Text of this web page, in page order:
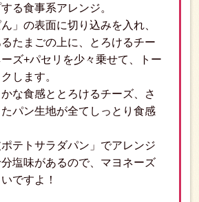
る食事系アレンジ。
」の表面に切り込みを入れ、
たまごの上に、とろけるチー
ズ+パセリを少々乗せて、トー
します。
な食感ととろけるチーズ、さ
パン生地が全てしっとり食感
テトサラダパン」でアレンジ
塩味があるので、マヨネーズ
ですよ！